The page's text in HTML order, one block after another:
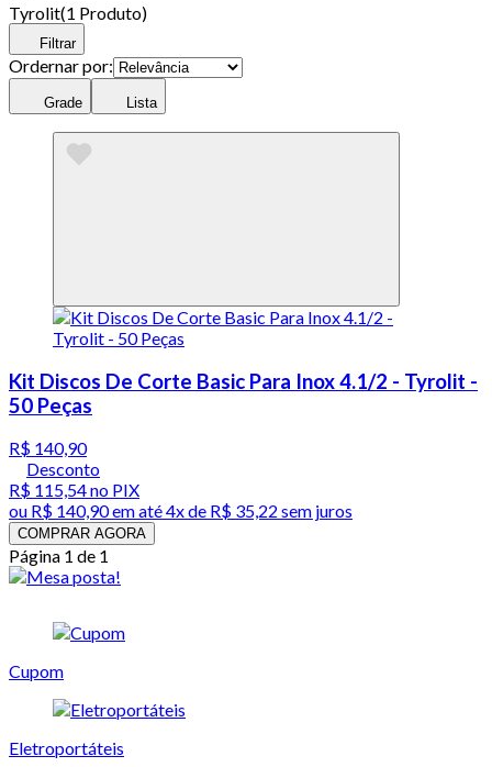
Tyrolit(1 Produto)
Filtrar
Ordernar por:
Grade Lista
Kit Discos De Corte Basic Para Inox 4.1/2 - Tyrolit -
50 Peças
R$ 140,90
Desconto
R$ 115,54no PIX
ou R$ 140,90em até4x de R$ 35,22 sem juros
COMPRAR AGORA
Página 1 de 1
Cupom
Eletroportáteis